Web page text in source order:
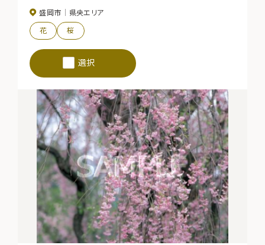
盛岡市
県央エリア
花
桜
選択